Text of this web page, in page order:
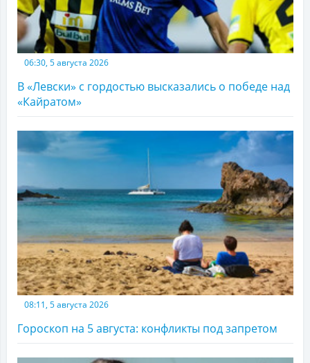
06:30, 5 августа 2026
В «Левски» с гордостью высказались о победе над
«Кайратом»
08:11, 5 августа 2026
Гороскоп на 5 августа: конфликты под запретом